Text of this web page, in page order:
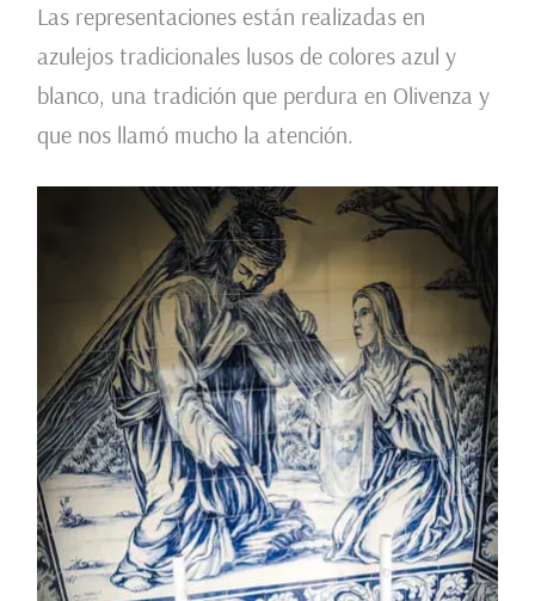
Las representaciones están realizadas en
azulejos tradicionales lusos de colores azul y
blanco, una tradición que perdura en Olivenza y
que nos llamó mucho la atención.